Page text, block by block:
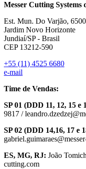
Messer Cutting Systems
Est. Mun. Do Varjão, 6500
Jardim Novo Horizonte
Jundiaí/SP - Brasil
CEP 13212-590
+55 (11) 4525 6680
e-mail
Time de Vendas:
SP 01 (DDD 11, 12, 15 e
9817 /
SP 02 (DDD 14,16, 17 e
ES, MG, RJ: João
cutting.com